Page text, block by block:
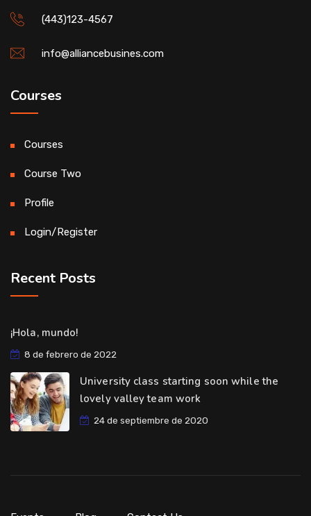
(443)123-4567
info@alliancebusines.com
Courses
Courses
Course Two
Profile
Login/Register
Recent Posts
¡Hola, mundo!
8 de febrero de 2022
University class starting soon while the
lovely valley team work
24 de septiembre de 2020